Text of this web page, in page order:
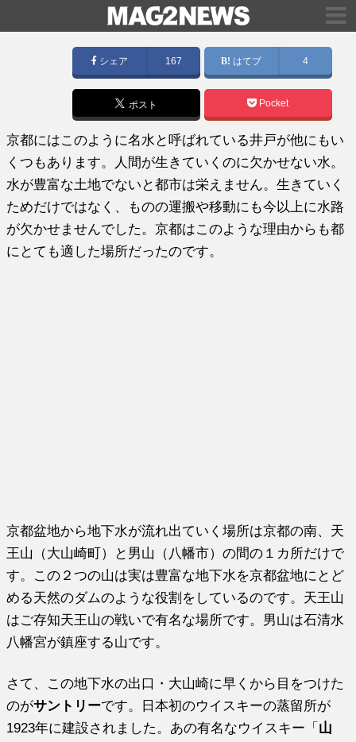
シェア 167 はてブ 4
ポスト Pocket
京都にはこのように名水と呼ばれている井戸が他にもい
くつもあります。人間が生きていくのに欠かせない水。
水が豊富な土地でないと都市は栄えません。生きていく
ためだけではなく、ものの運搬や移動にも今以上に水路
が欠かせませんでした。京都はこのような理由からも都
にとても適した場所だったのです。
京都盆地から地下水が流れ出ていく場所は京都の南、天
王山（大山崎町）と男山（八幡市）の間の１カ所だけで
す。この２つの山は実は豊富な地下水を京都盆地にとど
める天然のダムのような役割をしているのです。天王山
はご存知天王山の戦いで有名な場所です。男山は石清水
八幡宮が鎮座する山です。
さて、この地下水の出口・大山崎に早くから目をつけた
のがサントリーです。日本初のウイスキーの蒸留所が
1923年に建設されました。あの有名なウイスキー「 山